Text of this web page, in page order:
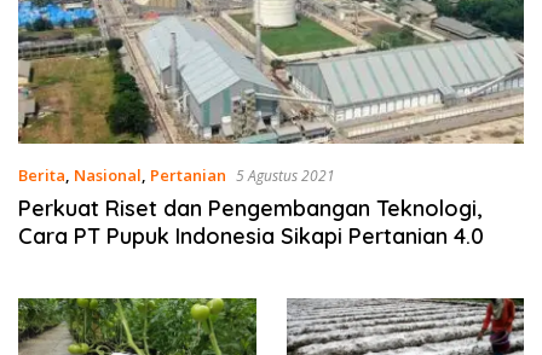
Berita, Nasional, Pertanian 5 Agustus 2021
Perkuat Riset dan Pengembangan Teknologi,
Cara PT Pupuk Indonesia Sikapi Pertanian 4.0